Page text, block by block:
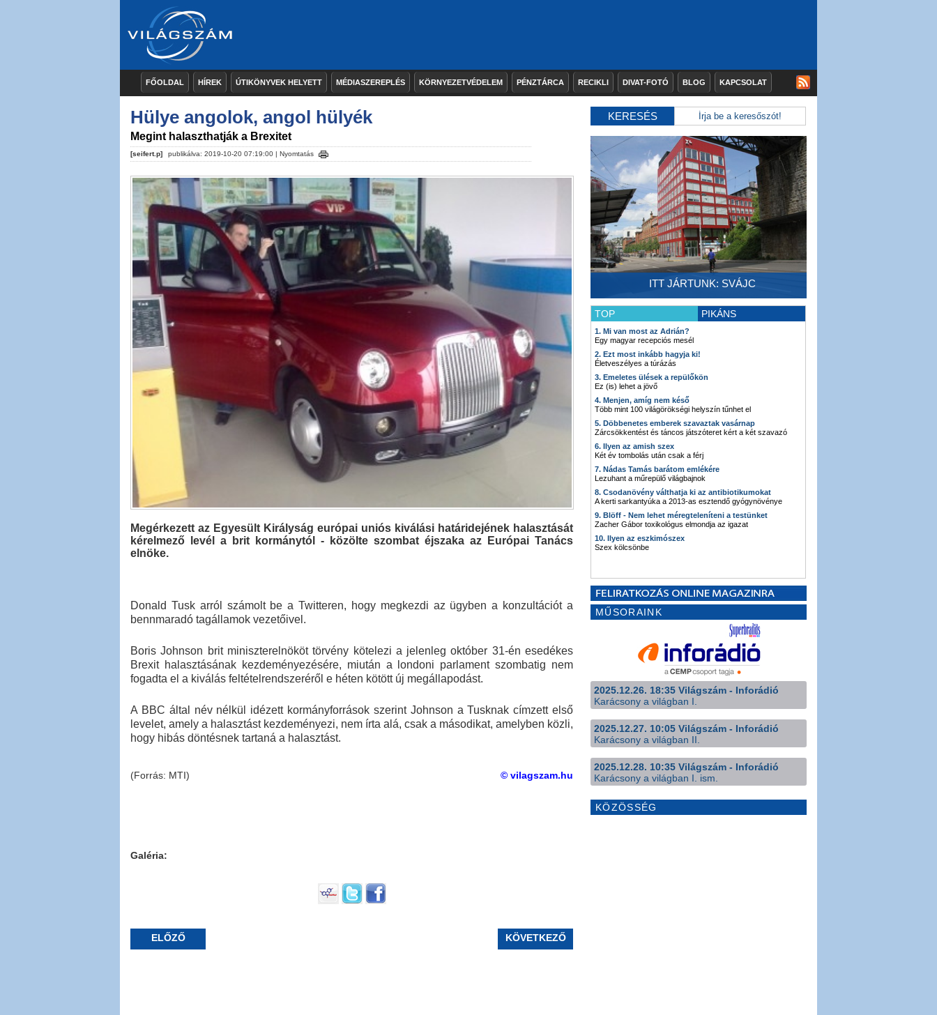
FŐOLDAL HÍREK ÚTIKÖNYVEK HELYETT MÉDIASZEREPLÉS KÖRNYEZETVÉDELEM PÉNZTÁRCA RECIKLI DIVAT-FOTÓ BLOG KAPCSOLAT
Hülye angolok, angol hülyék
Megint halaszthatják a Brexitet
[seifert.p] publikálva: 2019-10-20 07:19:00 | Nyomtatás
Megérkezett az Egyesült Királyság európai uniós kiválási határidejének halasztását
kérelmező levél a brit kormánytól - közölte szombat éjszaka az Európai Tanács
elnöke.
Donald Tusk arról számolt be a Twitteren, hogy megkezdi az ügyben a konzultációt a
bennmaradó tagállamok vezetőivel.
Boris Johnson brit miniszterelnököt törvény kötelezi a jelenleg október 31-én esedékes
Brexit halasztásának kezdeményezésére, miután a londoni parlament szombatig nem
fogadta el a kiválás feltételrendszeréről e héten kötött új megállapodást.
A BBC által név nélkül idézett kormányforrások szerint Johnson a Tusknak címzett első
levelet, amely a halasztást kezdeményezi, nem írta alá, csak a másodikat, amelyben közli,
hogy hibás döntésnek tartaná a halasztást.
© vilagszam.hu
(Forrás: MTI)
Galéria:
ELŐZŐ KÖVETKEZŐ
KERESÉS
ITT JÁRTUNK: SVÁJC
TOP PIKÁNS
1. Mi van most az Adrián?
Egy magyar recepciós mesél
2. Ezt most inkább hagyja ki!
Életveszélyes a túrázás
3. Emeletes ülések a repülőkön
Ez (is) lehet a jövő
4. Menjen, amíg nem késő
Több mint 100 világörökségi helyszín tűnhet el
5. Döbbenetes emberek szavaztak vasárnap
Zárcsökkentést és táncos játszóteret kért a két szavazó
6. Ilyen az amish szex
Két év tombolás után csak a férj
7. Nádas Tamás barátom emlékére
Lezuhant a műrepülő világbajnok
8. Csodanövény válthatja ki az antibiotikumokat
A kerti sarkantyúka a 2013-as esztendő gyógynövénye
9. Blöff - Nem lehet méregteleníteni a testünket
Zacher Gábor toxikológus elmondja az igazat
10. Ilyen az eszkimószex
Szex kölcsönbe
MŰSORAINK
2025.12.26. 18:35 Világszám - Inforádió
Karácsony a világban I.
2025.12.27. 10:05 Világszám - Inforádió
Karácsony a világban II.
2025.12.28. 10:35 Világszám - Inforádió
Karácsony a világban I. ism.
KÖZÖSSÉG